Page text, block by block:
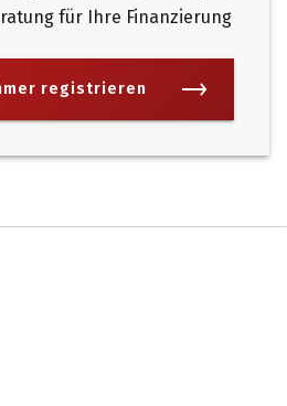
für Ihre Finanzierung
registrieren